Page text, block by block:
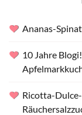
Ananas-
10 Jahre
Ricotta-